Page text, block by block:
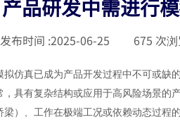
产品研发中需进行
发布时间 :2025-06-25 675 次
仿真已成为产品开发过程中不可或
具有复杂结构或应用于高风险场景
梁）、工作在极端工况或依赖动态过